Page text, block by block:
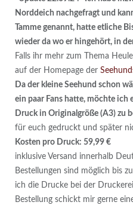
Norddeich nachgefragt und
Tamme genannt, hatte etliche
wieder da wo er hingehört, in
Falls ihr mehr zum Thema
auf der Homepage der
Da der kleine Seehund schon
ein paar Fans hatte, möchte ich
Druck in Originalgröße (A3) zu
für euch gedruckt und später
Kosten pro Druck: 59,99 €
inklusive Versand innerhalb
Bestellungen sind möglich bis
ich die Drucke bei der
Bestellung schickt mir gerne